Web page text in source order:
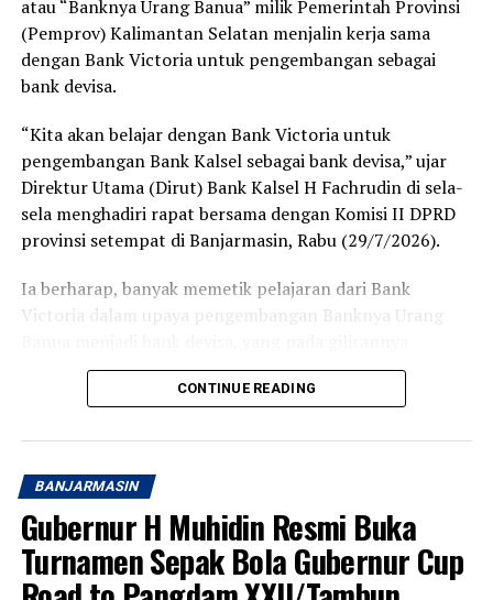
berlangsung cepat, tertib, dan pelayanan yang diberikan
terasa ramah serta membantu.
Bagi sebagian orang, membuka rekening mungkin
langkah awal yang penuh makna. Tabungan Haji bukan
sekadar buku tabungan, melainkan ikhtiar kecil untuk
mendekatkan diri pada impian besar, yaitu memenuhi
panggilan Allah SWT ke Tanah Suci.
yang baik serta program yang mendorong masyarakat
untuk mulai mempersiapkan ibadah haji sejak dini.
dan membawa saya menuju kesempatan menunaikan
ibadah haji pada waktu yang telah Allah tetapkan.
Post Views: 15
Sebarkan
WhatsApp 0 Facebook 0
atau “Banknya Urang Banua” milik Pemerintah Provinsi
(Pemprov) Kalimantan Selatan menjalin kerja sama
dengan Bank Victoria untuk pengembangan sebagai
bank devisa.
“Kita akan belajar dengan Bank Victoria untuk
pengembangan Bank Kalsel sebagai bank devisa,” ujar
Direktur Utama (Dirut) Bank Kalsel H Fachrudin di sela-
sela menghadiri rapat bersama dengan Komisi II DPRD
provinsi setempat di Banjarmasin, Rabu (29/7/2026).
Ia berharap, banyak memetik pelajaran dari Bank
Victoria dalam upaya pengembangan Banknya Urang
kemanfaatannya bagi pembangunan daerah dan
Peluncuran Bsnk Kalsel sebagai bank devisa 17 Juni 2026
atau mengawali Tahun Baru Islam, Muharram 1448
Hijriah.
PT Bank Kalsel sebelumnya bernama Bank
Pembangunan Daerah (BPD) berdiri 25 Maret 1964
CONTINUE READING
BANJARMASIN
Gubernur H Muhidin Resmi Buka
Turnamen Sepak Bola Gubernur Cup